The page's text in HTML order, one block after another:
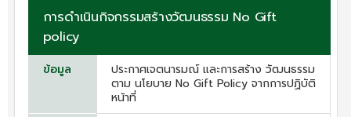
การดำเนินกิจกรรมสร้างวัฒนธรรม No Gift
policy
ข้อมูล
ประกาศเจตนารมณ์ และการสร้าง วัฒนธรรม
ตาม นโยบาย No Gift Policy จากการปฏิบัติ
หน้าที่